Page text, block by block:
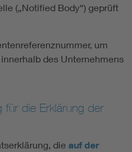
(„Notified Body“) geprüft
um
des Unternehmens
für die Erklärung der
die auf der